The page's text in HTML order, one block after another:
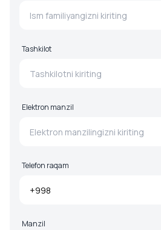
Tashkilot
Elektron manzil
Telefon raqam
Manzil